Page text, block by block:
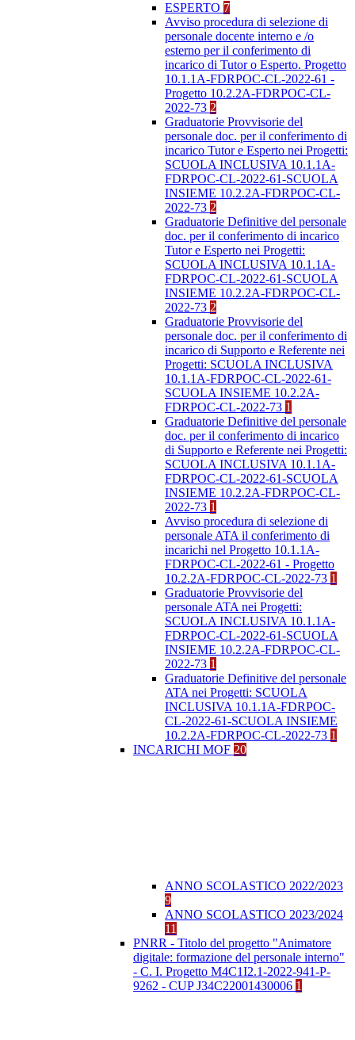
ESPERTO 7
Avviso procedura di selezione di
personale docente interno e /o
esterno per il conferimento di
incarico di Tutor o Esperto. Progetto
10.1.1A-FDRPOC-CL-2022-61 -
Progetto 10.2.2A-FDRPOC-CL-
2022-73 2
Graduatorie Provvisorie del
personale doc. per il conferimento di
incarico Tutor e Esperto nei Progetti:
SCUOLA INCLUSIVA 10.1.1A-
FDRPOC-CL-2022-61-SCUOLA
INSIEME 10.2.2A-FDRPOC-CL-
2022-73 2
Graduatorie Definitive del personale
doc. per il conferimento di incarico
Tutor e Esperto nei Progetti:
SCUOLA INCLUSIVA 10.1.1A-
FDRPOC-CL-2022-61-SCUOLA
INSIEME 10.2.2A-FDRPOC-CL-
2022-73 2
Graduatorie Provvisorie del
personale doc. per il conferimento di
incarico di Supporto e Referente nei
Progetti: SCUOLA INCLUSIVA
10.1.1A-FDRPOC-CL-2022-61-
SCUOLA INSIEME 10.2.2A-
FDRPOC-CL-2022-73 1
Graduatorie Definitive del personale
doc. per il conferimento di incarico
di Supporto e Referente nei Progetti:
SCUOLA INCLUSIVA 10.1.1A-
FDRPOC-CL-2022-61-SCUOLA
INSIEME 10.2.2A-FDRPOC-CL-
2022-73 1
Avviso procedura di selezione di
personale ATA il conferimento di
incarichi nel Progetto 10.1.1A-
FDRPOC-CL-2022-61 - Progetto
10.2.2A-FDRPOC-CL-2022-73 1
Graduatorie Provvisorie del
personale ATA nei Progetti:
SCUOLA INCLUSIVA 10.1.1A-
FDRPOC-CL-2022-61-SCUOLA
INSIEME 10.2.2A-FDRPOC-CL-
2022-73 1
Graduatorie Definitive del personale
ATA nei Progetti: SCUOLA
INCLUSIVA 10.1.1A-FDRPOC-
CL-2022-61-SCUOLA INSIEME
10.2.2A-FDRPOC-CL-2022-73 1
INCARICHI MOF 20
ANNO SCOLASTICO 2022/2023
9
ANNO SCOLASTICO 2023/2024
11
PNRR - Titolo del progetto "Animatore
digitale: formazione del personale interno"
- C. I. Progetto M4C1I2.1-2022-941-P-
9262 - CUP J34C22001430006 1